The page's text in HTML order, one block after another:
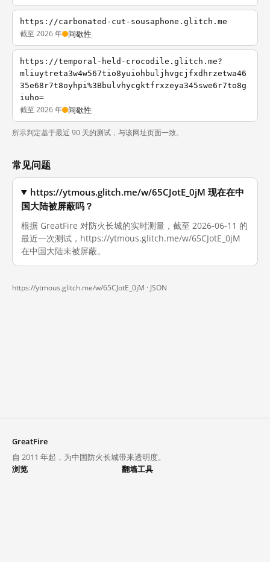
https://carbonated-cut-sousaphone.glitch.me
截至 2026 年 间歇性
https://temporal-held-crocodile.glitch.me?
mliuytreta3w4w567tio8yuiohbuljhvgcjfxdhrzetwa46
35e68r7t8oyhpi%3Bbulvhycgktfrxzeya345swe6r7to8g
iuho=
截至 2026 年 间歇性
所示判定基于最近 90 天的测试，与该网址页面一致。
常见问题
https://ytmous.glitch.me/w/65CJotE_0jM 现在在中
国大陆被屏蔽吗？
根据 GreatFire 对防火长城的实时测量，截至 2026-06-11 的
最近一次测试，https://ytmous.glitch.me/w/65CJotE_0jM
在中国大陆未被屏蔽。
https://ytmous.glitch.me/w/65CJotE_0jM · JSON
GreatFire
自 2011 年起，为中国防火长城带来透明度。
浏览
翻墙工具